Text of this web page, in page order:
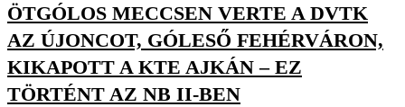
ÖTGÓLOS MECCSEN VERTE A DVTK
AZ ÚJONCOT, GÓLESŐ FEHÉRVÁRON,
KIKAPOTT A KTE AJKÁN – EZ
TÖRTÉNT AZ NB II-BEN